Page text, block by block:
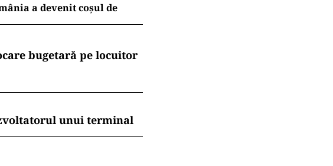
a devenit coșul de
bugetară pe locuitor
unui terminal